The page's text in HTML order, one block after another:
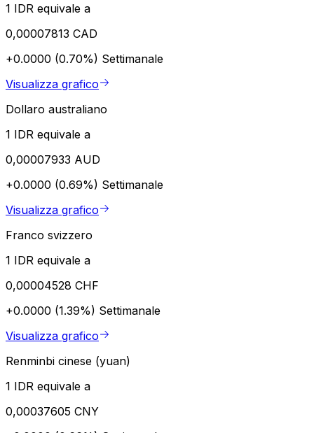
1 IDR equivale a
0,00007813 CAD
+0.0000 (0.70%) Settimanale
Visualizza grafico
Dollaro australiano
1 IDR equivale a
0,00007933 AUD
+0.0000 (0.69%) Settimanale
Visualizza grafico
Franco svizzero
1 IDR equivale a
0,00004528 CHF
+0.0000 (1.39%) Settimanale
Visualizza grafico
Renminbi cinese (yuan)
1 IDR equivale a
0,00037605 CNY